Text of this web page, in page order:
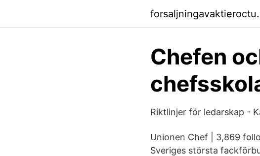
Chefen
Riktlinjer för ledarskap -
Unionen Chef | 3,869
Sveriges största